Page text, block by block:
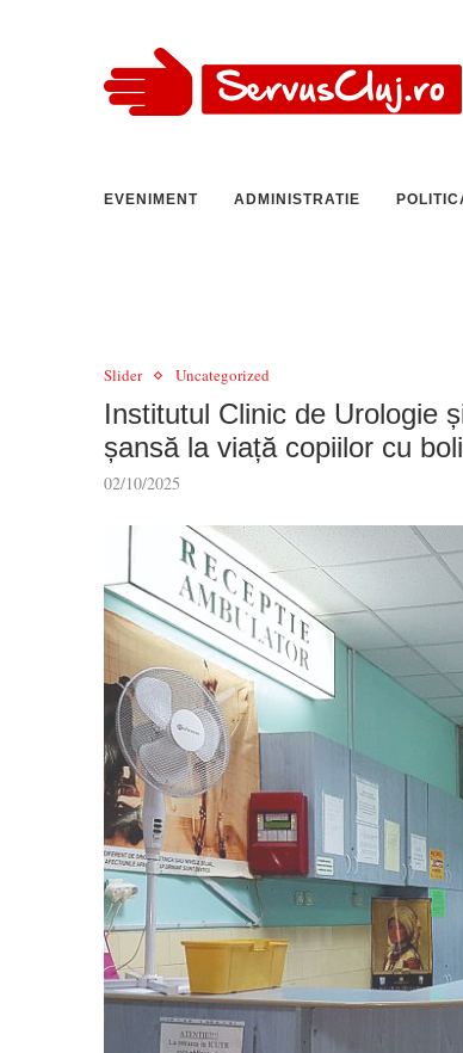
EVENIMENT ADMINISTRATIE
Slider Uncategorized
Institutul Clinic de Urologie
șansă la viață copiilor cu
02/10/2025